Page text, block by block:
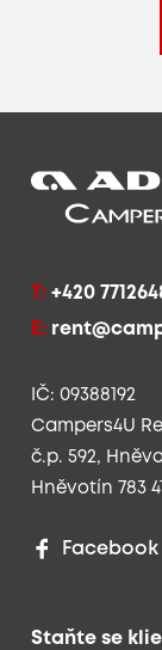
T: +420
E:
IČ: 09388192
Campers4U
č.p. 592,
Hněvotín 783
Facebook
Staňte se